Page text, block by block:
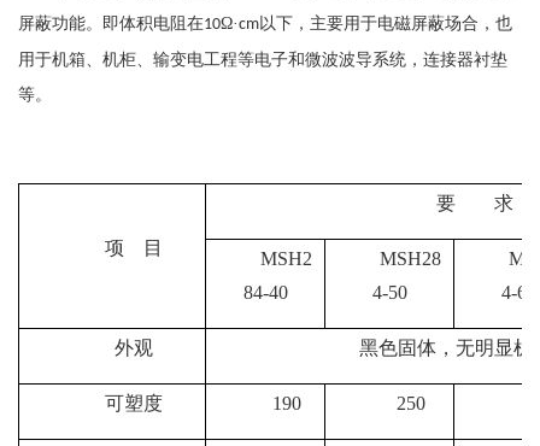
屏蔽功能。即体积电阻在10Ω·cm以下，主要用于电磁屏蔽场合，也
用于机箱、机柜、输变电工程等电子和微波波导系统，连接器衬垫
等。
项 目
要 求
MSH2
84-40
MSH28
4-50
4-60
外观 黑色固体，无明显机
可塑度 190 250